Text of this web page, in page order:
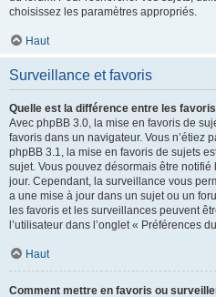
choisissez les paramètres appropriés.
Haut
Surveillance et favoris
Quelle est la différence entre les
Avec phpBB 3.0, la mise en favoris de
favoris dans un navigateur. Vous n’étiez
phpBB 3.1, la mise en favoris de sujets
sujet. Vous pouvez désormais être notifié
jour. Cependant, la surveillance vous
a une mise à jour dans un sujet ou un
les favoris et les surveillances peuvent
l’utilisateur dans l’onglet « Préférences
Haut
Comment mettre en favoris ou